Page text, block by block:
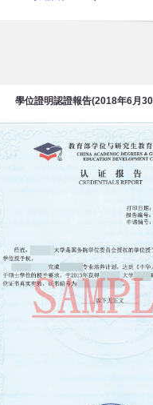
學位證明認證報告(2018年6月